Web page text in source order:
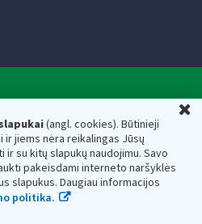
(angl. cookies). Būtinieji
jiems nėra reikalingas Jūsų
su kitų slapukų naudojimu. Savo
pakeisdami interneto naršyklės
slapukus. Daugiau informacijos
politika.
prie Lietuvos
kodas — 188659752,
01107 Vilnius, Lietuva, el.paštas:
adresas 188659752
inspekciją prie Lietuvos
kaupiami ir saugomi Juridinių